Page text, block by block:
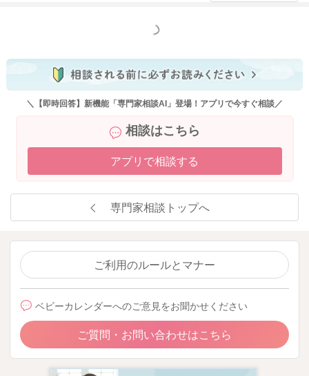
かせをされる時期を設けてください。
と並行をして、トントンをしてみてください。
そうしていくとだんだんトントンもねんねのための導入材とな
っていくかと思います。
2025/9/5 9:19
もっと見る
＼【即時回答】新機能「専門家相談AI」登場！アプリで今すぐ相談／
相談はこちら
アプリで相談する
専門家相談トップへ
ご利用のルールとマナー
ベビーカレンダーへのご意見をお聞かせください
ご質問・お問い合わせはこちら